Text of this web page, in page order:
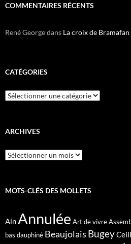
COMMENTAIRES RÉCENTS
René Georgedans La croix de Bramafan
CATÉGORIES
Catégories
ARCHIVES
Archives
MOTS-CLÉS DES MOLLETS
Ain Annulée Art de vivre
bas dauphiné Beaujolais Bugey